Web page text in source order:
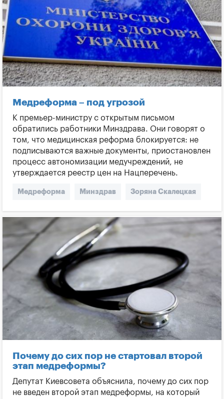
Медреформа – под угрозой
К премьер-министру с открытым письмом
обратились работники Минздрава. Они говорят о
том, что медицинская реформа блокируется: не
подписываются важные документы, приостановлен
процесс автономизации медучреждений, не
утверждается реестр цен на Нацперечень.
Медреформа Минздрав Зоряна Скалецкая
Почему до сих пор не стартовал второй
этап медреформы?
Депутат Киевсовета объяснила, почему до сих пор
не введен второй этап медреформы, на который